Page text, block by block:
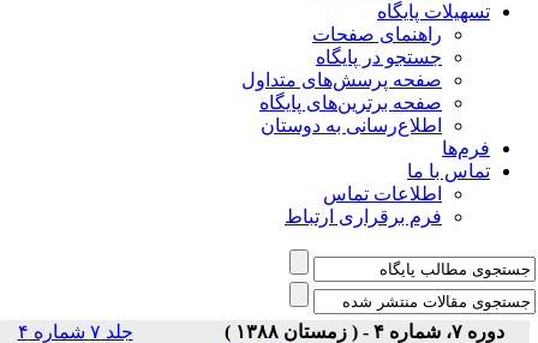
تسهیلات پایگاه
راهنمای صفحات
جستجو در پایگاه
صفحه پرسش‌های متداول
صفحه برترین‌های پایگاه
اطلاع‌رسانی به دوستان
فرم‌ها
تماس با ما
اطلاعات تماس
فرم برقراری ارتباط
دوره ۷، شماره ۴ - ( زمستان ۱۳۸۸ )
جلد ۷ شماره ۴